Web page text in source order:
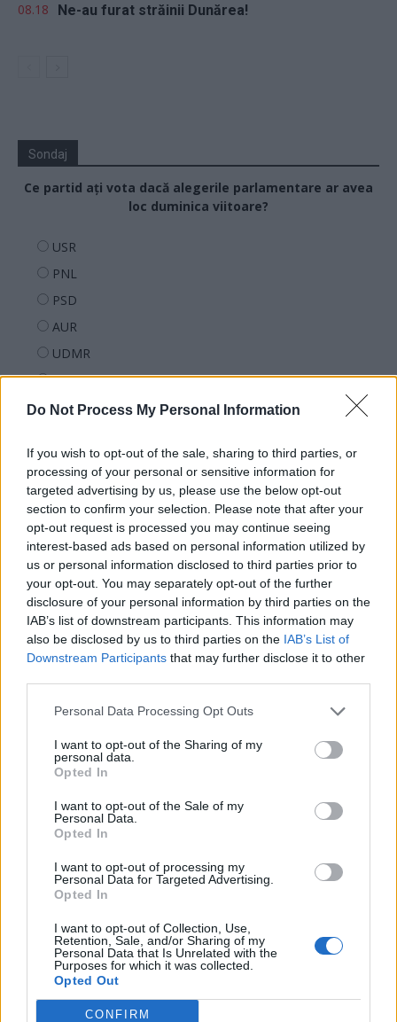
Do Not Process My Personal Information
If you wish to opt-out of the sale, sharing to third parties, or
processing of your personal or sensitive information for
targeted advertising by us, please use the below opt-out
section to confirm your selection. Please note that after your
opt-out request is processed you may continue seeing
interest-based ads based on personal information utilized by
us or personal information disclosed to third parties prior to
your opt-out. You may separately opt-out of the further
disclosure of your personal information by third parties on the
IAB’s list of downstream participants. This information may
also be disclosed by us to third parties on the IAB’s List of
Downstream Participants that may further disclose it to other
Personal Data Processing Opt Outs
I want to opt-out of the Sharing of my
personal data.
Opted In
I want to opt-out of the Sale of my
Personal Data.
Opted In
I want to opt-out of processing my
Personal Data for Targeted Advertising.
Opted In
I want to opt-out of Collection, Use,
Retention, Sale, and/or Sharing of my
Personal Data that Is Unrelated with the
Purposes for which it was collected.
Opted Out
CONFIRM
08.18 Ne-au furat străinii Dunărea!
Sondaj
Ce partid ați vota dacă alegerile parlamentare ar avea
loc duminica viitoare?
USR
PNL
PSD
AUR
UDMR
PMP (Tomac)
Forța Dreptei (L. Orban)
REPER
SENS
SOS (Șoșoacă)
POT (Gavrilă)
PACE (Peia)
Acțiunea Conservatoare (Târziu)
PDF (Lazarus)
PUSL (D. Voiculescu)
FAR (Coarnă)
România pe Primul Loc (Ponta)
Altul
Arată rezultatele